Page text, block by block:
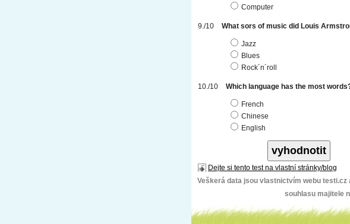
Computer
What sors of music did Louis
Jazz
Blues
Rock´n´roll
Which language has the most
French
Chinese
English
Dejte si tento test na vlastní stránky/blog
Veškerá data jsou vlastnictvím webu
souhlasu majitele